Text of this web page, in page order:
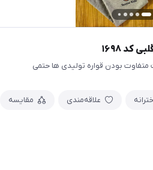
۱۶۹۸
۱۲سال) به علت متفاوت بودن قواره تولیدی ها حتمی
علاقه‌مندی مقایسه